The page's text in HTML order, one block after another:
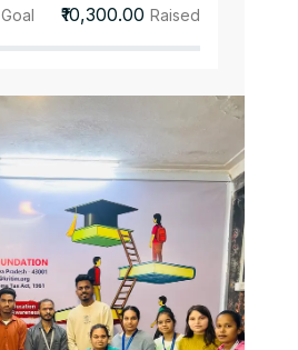
Goal ₹10,300.00 Raised